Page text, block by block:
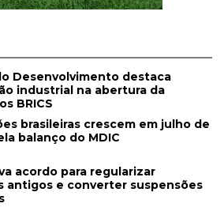
Desenvolvimento destaca
industrial na abertura da
BRICS
brasileiras crescem em julho de
balanço do MDIC
acordo para regularizar
antigos e converter suspensões